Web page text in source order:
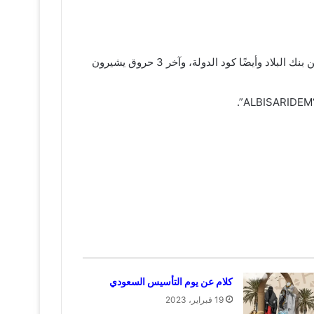
وهذا هو “ALBISARIXXX” ويعرف بسويفت كود التابع للمنطقة الوسطى، ويكون مكون من 11 حرف، أول 8 حروف يدلون عن بنك البلاد وأيضًا كود الدولة، وآخر 3 حروق يشيرون
كلام عن يوم التأسيس السعودي
19 فبراير، 2023